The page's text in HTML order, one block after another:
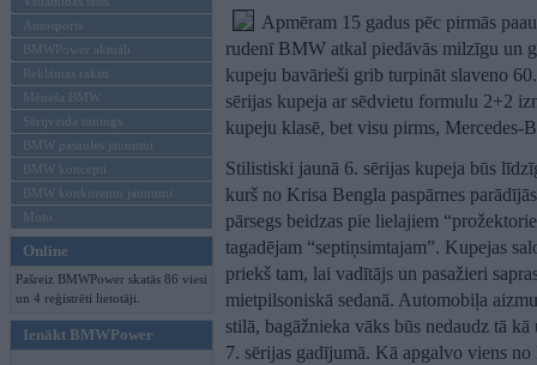
Autosports
BMWPower aktuāli
Reklāmas raksti
Mēneša BMW
Sērijveida tūnings
BMW pasaules jaunumi
BMW koncepti
BMW konkurentu jaunumi
Moto
Online
Pašreiz BMWPower skatās 86 viesi
un 4 reģistrēti lietotāji.
Ienākt BMWPower
Apmēram 15 gadus pēc pirmās
rudenī BMW atkal piedāvās milzīgu un
kupeju bavārieši grib turpināt slaveno
sērijas kupeja ar sēdvietu formulu 2+2
kupeju klasē, bet visu pirms, Mercedes-
Stilistiski jaunā 6. sērijas kupeja būs
kurš no Krisa Bengla paspārnes
pārsegs beidzas pie lielajiem
tagadējam “septiņsimtajam”. Kupejas
priekš tam, lai vadītājs un pasažieri
mietpilsoniskā sedanā. Automobiļa
stilā, bagāžnieka vāks būs nedaudz tā
7. sērijas gadījumā. Kā apgalvo viens